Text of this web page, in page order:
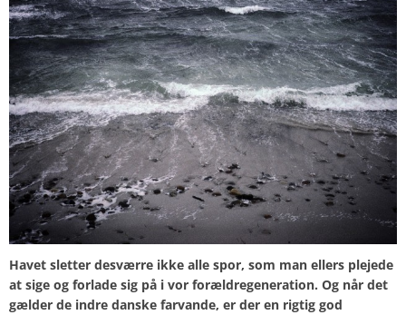
Havet sletter desværre ikke alle spor, som man ellers plejede
at sige og forlade sig på i vor forældregeneration. Og når det
gælder de indre danske farvande, er der en rigtig god